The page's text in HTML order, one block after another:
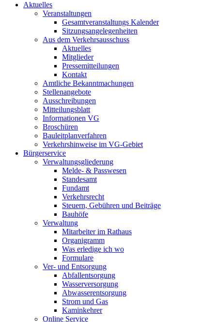
Aktuelles
Veranstaltungen
Gesamtveranstaltungs Kalender
Sitzungsangelegenheiten
Aus dem Verkehrsausschuss
Aktuelles
Mitglieder
Pressemitteilungen
Kontakt
Amtliche Bekanntmachungen
Stellenangebote
Ausschreibungen
Mitteilungsblatt
Informationen VG
Broschüren
Bauleitplanverfahren
Verkehrshinweise im VG-Gebiet
Bürgerservice
Verwaltungsgliederung
Melde- & Passwesen
Standesamt
Fundamt
Verkehrsrecht
Steuern, Gebühren und Beiträge
Bauhöfe
Verwaltung
Mitarbeiter im Rathaus
Organigramm
Was erledige ich wo
Formulare
Ver- und Entsorgung
Abfallentsorgung
Wasserversorgung
Abwasserentsorgung
Strom und Gas
Kaminkehrer
Online Service